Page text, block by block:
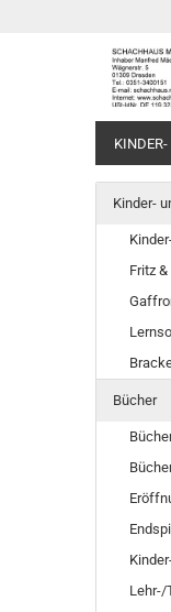
Kinder-
Fritz
Bücher
Lehr-/